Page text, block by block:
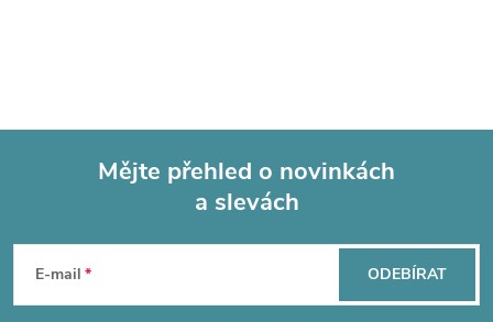
a
Mějte přehled o novinkách
a slevách
E-mail ODEBÍRAT